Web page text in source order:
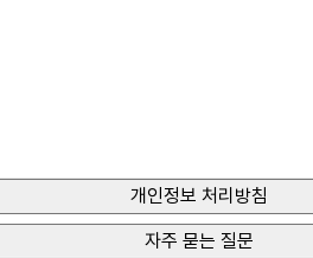
개인정보 처리방침
자주 묻는 질문